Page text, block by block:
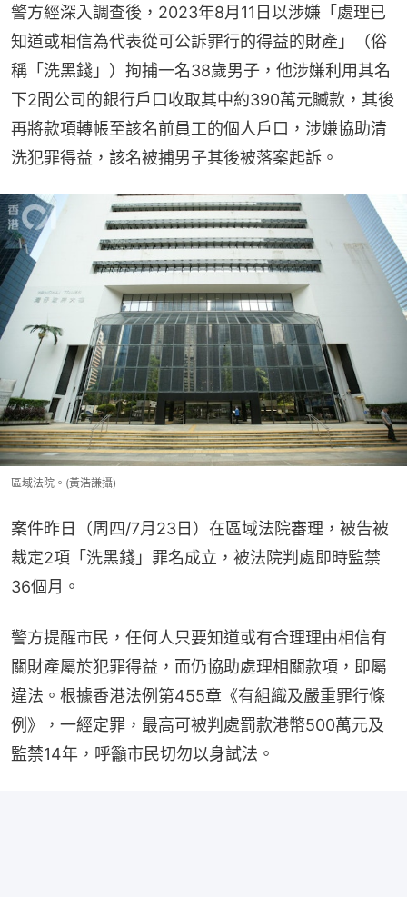
警方經深入調查後，2023年8月11日以涉嫌「處理已
知道或相信為代表從可公訴罪行的得益的財產」（俗
稱「洗黑錢」）拘捕一名38歲男子，他涉嫌利用其名
下2間公司的銀行戶口收取其中約390萬元贓款，其後
再將款項轉帳至該名前員工的個人戶口，涉嫌協助清
洗犯罪得益，該名被捕男子其後被落案起訴。
區域法院。(黃浩謙攝)
案件昨日（周四/7月23日）在區域法院審理，被告被
裁定2項「洗黑錢」罪名成立，被法院判處即時監禁
36個月。
警方提醒市民，任何人只要知道或有合理理由相信有
關財產屬於犯罪得益，而仍協助處理相關款項，即屬
違法。根據香港法例第455章《有組織及嚴重罪行條
例》，一經定罪，最高可被判處罰款港幣500萬元及
監禁14年，呼籲市民切勿以身試法。